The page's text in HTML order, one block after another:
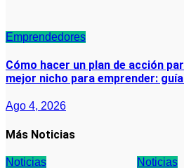
Emprendedores
Cómo hacer un plan de acción
mejor nicho para emprender:
Ago 4, 2026
Más Noticias
Noticias Noticias